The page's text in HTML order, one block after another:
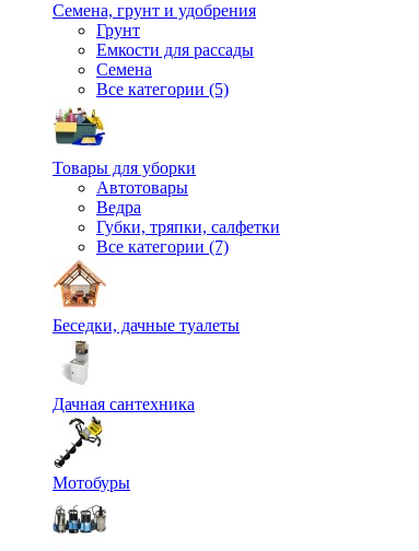
Семена, грунт и удобрения
Грунт
Емкости для рассады
Семена
Все категории (5)
Товары для уборки
Автотовары
Ведра
Губки, тряпки, салфетки
Все категории (7)
Беседки, дачные туалеты
Дачная сантехника
Мотобуры